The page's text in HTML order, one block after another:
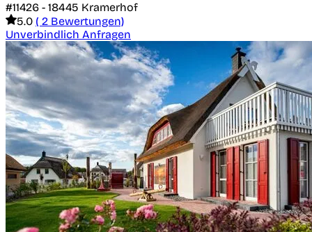
#11426 - 18445 Kramerhof
5.0 ( 2 Bewertungen)
Unverbindlich Anfragen